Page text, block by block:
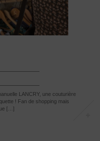
LANCRY, une couturière
! Fan de shopping mais
[…]